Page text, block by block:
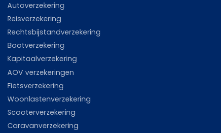
Autoverzekering
Reisverzekering
Rechtsbijstandverzekering
Bootverzekering
Kapitaalverzekering
AOV verzekeringen
Fietsverzekering
Woonlastenverzekering
Scooterverzekering
Caravanverzekering